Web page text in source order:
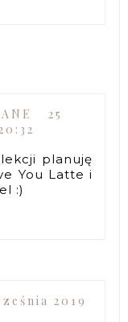
25
planuję
You Latte i
:)
2019